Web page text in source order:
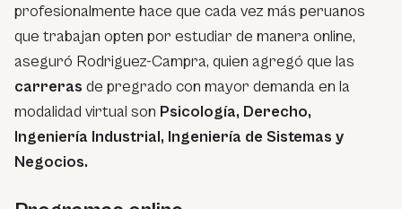
profesionalmente hace que cada vez más peruanos
que trabajan opten por estudiar de manera online,
aseguró Rodriguez-Campra, quien agregó que las
carreras de pregrado con mayor demanda en la
modalidad virtual son Psicología, Derecho,
Ingeniería Industrial, Ingeniería de Sistemas y
Negocios.